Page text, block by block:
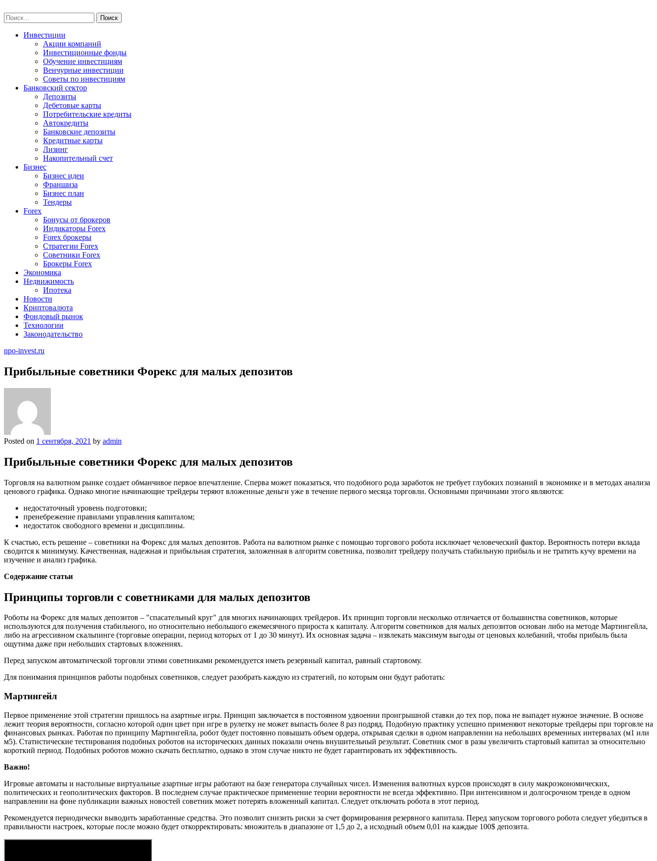
to
content
Найти:
Инвестиции
Акции компаний
Инвестиционные фонды
Обучение инвестициям
Венчурные инвестиции
Советы по инвестициям
Банковский сектор
Депозиты
Дебетовые карты
Потребительские кредиты
Автокредиты
Банковские депозиты
Кредитные карты
Лизинг
Накопительный счет
Бизнес
Бизнес идеи
Франшиза
Бизнес план
Тендеры
Forex
Бонусы от брокеров
Индикаторы Forex
Forex брокеры
Стратегии Forex
Советники Forex
Брокеры Forex
Экономика
Недвижимость
Ипотека
Новости
Криптовалюта
Фондовый рынок
Технологии
Законодательство
npo-invest.ru
Прибыльные советники Форекс для малых депозитов
Posted on 1 сентября, 2021 by admin
Прибыльные советники Форекс для малых депозитов
Торговля на валютном рынке создает обманчивое первое впечатление. Сперва может показаться, что подобного рода заработок не требует глубоких познаний в экономике и в методах анализа
ценового графика. Однако многие начинающие трейдеры теряют вложенные деньги уже в течение первого месяца торговли. Основными причинами этого являются:
недостаточный уровень подготовки;
пренебрежение правилами управления капиталом;
недостаток свободного времени и дисциплины.
К счастью, есть решение – советники на Форекс для малых депозитов. Работа на валютном рынке с помощью торгового робота исключает человеческий фактор. Вероятность потери вклада
сводится к минимуму. Качественная, надежная и прибыльная стратегия, заложенная в алгоритм советника, позволит трейдеру получать стабильную прибыль и не тратить кучу времени на
изучение и анализ графика.
Содержание статьи
Принципы торговли с советниками для малых депозитов
Роботы на Форекс для малых депозитов – "спасательный круг" для многих начинающих трейдеров. Их принцип торговли несколько отличается от большинства советников, которые
используются для получения стабильного, но относительно небольшого ежемесячного прироста к капиталу. Алгоритм советников для малых депозитов основан либо на методе Мартингейла,
либо на агрессивном скальпинге (торговые операции, период которых от 1 до 30 минут). Их основная задача – извлекать максимум выгоды от ценовых колебаний, чтобы прибыль была
ощутима даже при небольших стартовых вложениях.
Перед запуском автоматической торговли этими советниками рекомендуется иметь резервный капитал, равный стартовому.
Для понимания принципов работы подобных советников, следует разобрать каждую из стратегий, по которым они будут работать:
Мартингейл
Первое применение этой стратегии пришлось на азартные игры. Принцип заключается в постоянном удвоении проигрышной ставки до тех пор, пока не выпадет нужное значение. В основе
лежит теория вероятности, согласно которой один цвет при игре в рулетку не может выпасть более 8 раз подряд. Подобную практику успешно применяют некоторые трейдеры при торговле на
финансовых рынках. Работая по принципу Мартингейла, робот будет постоянно повышать объем ордера, открывая сделки в одном направлении на небольших временных интервалах (м1 или
м5). Статистические тестирования подобных роботов на исторических данных показали очень внушительный результат. Советник смог в разы увеличить стартовый капитал за относительно
короткий период. Подобных роботов можно скачать бесплатно, однако в этом случае никто не будет гарантировать их эффективность.
Важно!
Игровые автоматы и настольные виртуальные азартные игры работают на базе генератора случайных чисел. Изменения валютных курсов происходят в силу макроэкономических,
политических и геополитических факторов. В последнем случае практическое применение теории вероятности не всегда эффективно. При интенсивном и долгосрочном тренде в одном
направлении на фоне публикации важных новостей советник может потерять вложенный капитал. Следует отключать робота в этот период.
Рекомендуется периодически выводить заработанные средства. Это позволит снизить риски за счет формирования резервного капитала. Перед запуском торгового робота следует убедиться в
правильности настроек, которые после можно будет откорректировать: множитель в диапазоне от 1,5 до 2, а исходный объем 0,01 на каждые 100$ депозита.